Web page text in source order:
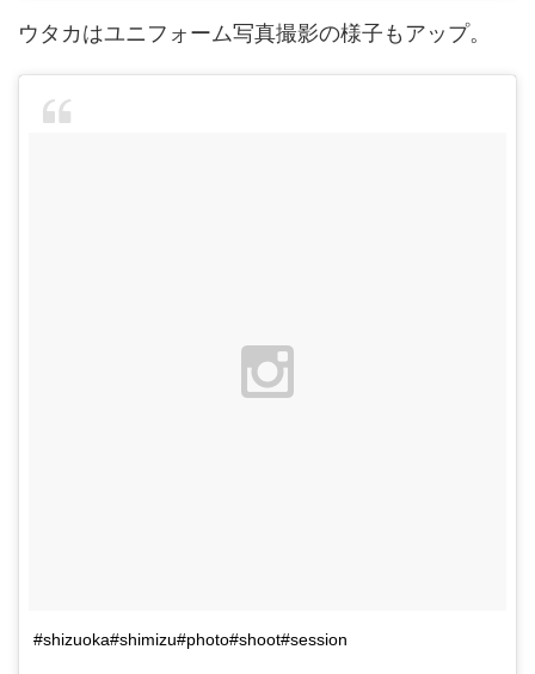
ウタカはユニフォーム写真撮影の様子もアップ。
#shizuoka#shimizu#photo#shoot#session